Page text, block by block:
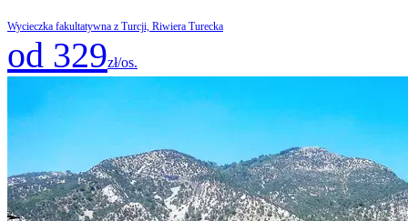
Wycieczka fakultatywna z Turcji, Riwiera Turecka
od 329zł/os.